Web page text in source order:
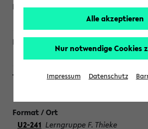
U2-241 Lerngruppe F. Thieke
Alle akzeptieren
Nur notwendige Cookies
Impressum Datenschutz